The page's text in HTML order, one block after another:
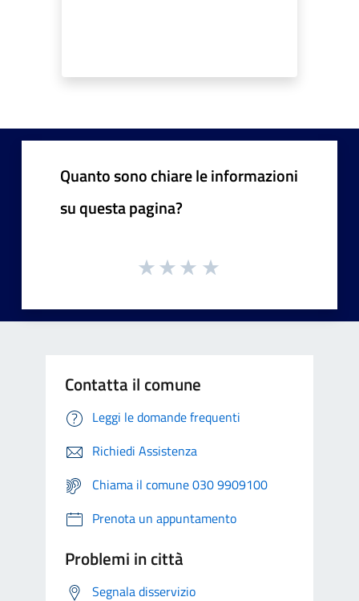
Quanto sono chiare le informazioni
su questa pagina?
Contatta il comune
Leggi le domande frequenti
Richiedi Assistenza
Chiama il comune 030 9909100
Prenota un appuntamento
Problemi in città
Segnala disservizio